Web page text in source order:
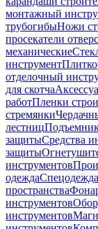
монтажный
трубогибыНожи
просекатели
механические
инструмент
отделочный
для скотча
работПленки
стремянки
лестниц
защитыСредства
защиты
инструментов
одеждаСпецодежда
пространства
инструментов
инструментов